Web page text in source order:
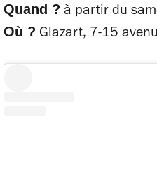
Quand ? à partir du
Où ? Glazart, 7-15